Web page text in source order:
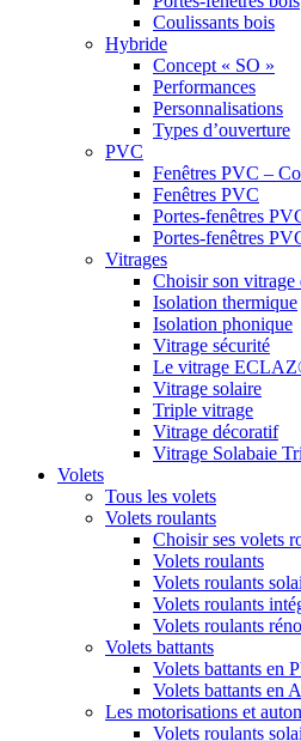
Coulissants bois
Hybride
Concept « SO »
Performances
Personnalisations
Types d’ouverture
PVC
Fenêtres PVC –
Fenêtres PVC
Portes-fenêtres
Portes-fenêtres
Vitrages
Choisir son vitrage
Isolation thermique
Isolation phonique
Vitrage sécurité
Le vitrage
Vitrage solaire
Triple vitrage
Vitrage décoratif
Vitrage Solabaie
Volets
Tous les volets
Volets roulants
Choisir ses volets
Volets roulants
Volets roulants
Volets roulants
Volets roulants
Volets battants
Volets battants en
Volets battants en
Les motorisations et
Volets roulants